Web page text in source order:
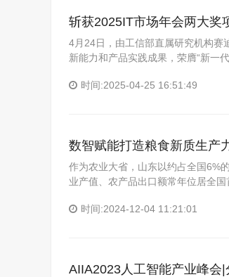
斩获2025IT市场年会两大奖
4月24日，由工信部直属研究机构赛
新能力和产品实践成果，荣膺“新一
时间:2025-04-25 16:51:49
数智赋能打造粮食新质生产
作为农业大省，山东以约占全国6%
业产值、农产品出口额常年位居全
时间:2024-12-04 11:21:01
AIIA2023人工智能产业峰会